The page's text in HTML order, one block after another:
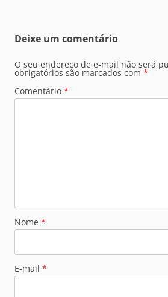
Deixe um comentário
O seu endereço de e-mail não será
obrigatórios são marcados com *
Comentário *
Nome *
E-mail *